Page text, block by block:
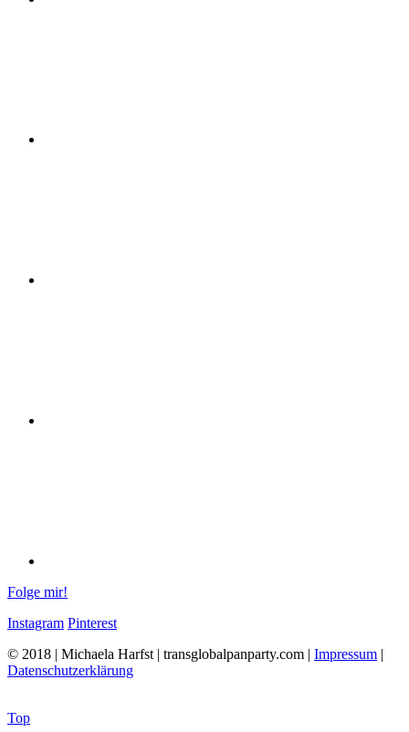
Folge mir!
Instagram Pinterest
© 2018 | Michaela Harfst | transglobalpanparty.com | Impressum |
Datenschutzerklärung
Top